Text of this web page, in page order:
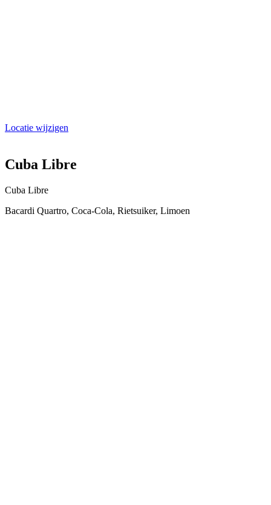
Locatie wijzigen
Cuba Libre
Cuba Libre
Bacardi Quartro, Coca-Cola, Rietsuiker, Limoen